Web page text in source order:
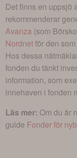
Det finns en uppsjö
rekommenderar
Avanza (som
Nordnetför den
Hos dessa
fonden du tänkt
information, som
innehaven i fonden
Läs mer: Om du är
guide Fonder för